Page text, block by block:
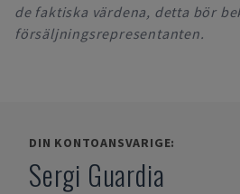
de faktiska värdena, detta bör
försäljningsrepresentanten.
DIN KONTOANSVARIGE:
Sergi Guardia